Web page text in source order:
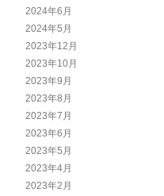
2024年6月
2024年5月
2023年12月
2023年10月
2023年9月
2023年8月
2023年7月
2023年6月
2023年5月
2023年4月
2023年2月